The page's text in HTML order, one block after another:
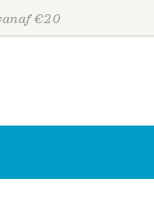
€20
Personen